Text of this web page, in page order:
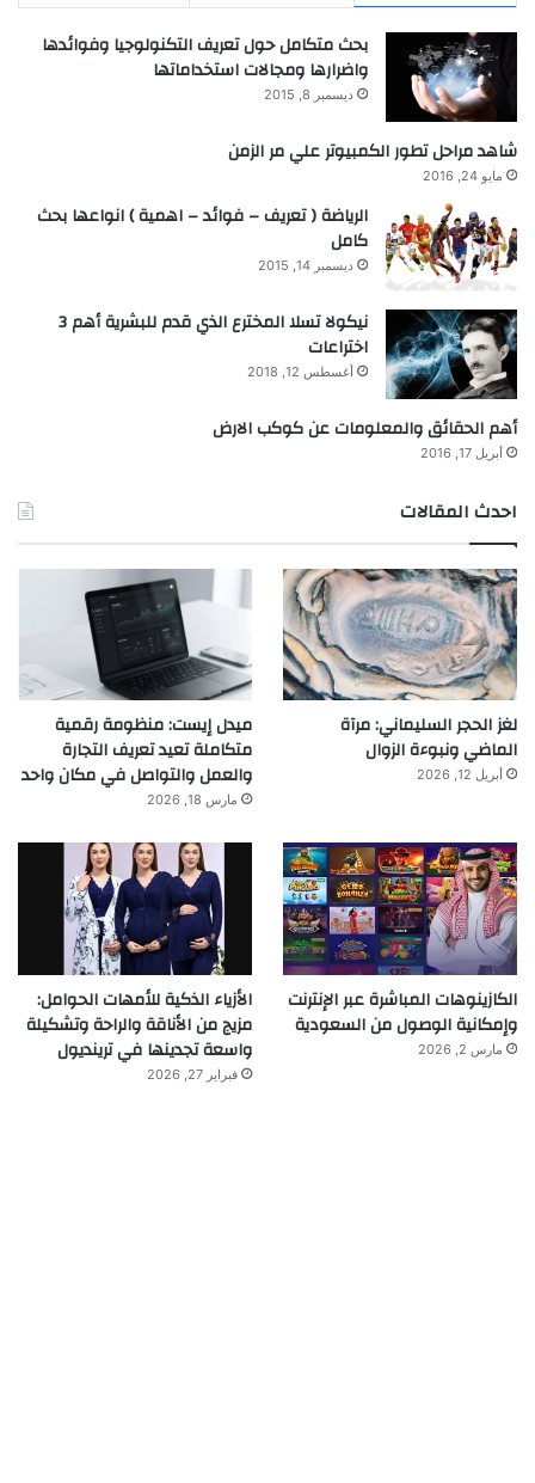
بحث متكامل حول تعريف التكنولوجيا وفوائدها
واضرارها ومجالات استخداماتها
ديسمبر 8, 2015
شاهد مراحل تطور الكمبيوتر علي مر الزمن
مايو 24, 2016
الرياضة ( تعريف – فوائد – اهمية ) انواعها بحث
كامل
ديسمبر 14, 2015
نيكولا تسلا المخترع الذي قدم للبشرية أهم 3
اختراعات
أغسطس 12, 2018
أهم الحقائق والمعلومات عن كوكب الارض
أبريل 17, 2016
احدث المقالات
لغز الحجر السليماني: مرآة
الماضي ونبوءة الزوال
أبريل 12, 2026
ميدل إيست: منظومة رقمية
متكاملة تعيد تعريف التجارة
والعمل والتواصل في مكان واحد
مارس 18, 2026
الكازينوهات المباشرة عبر الإنترنت
وإمكانية الوصول من السعودية
مارس 2, 2026
الأزياء الذكية للأمهات الحوامل:
مزيج من الأناقة والراحة وتشكيلة
واسعة تجدينها في ترينديول
فبراير 27, 2026